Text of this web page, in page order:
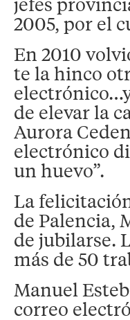
2005, por el
En 2010
te la hinco
de elevar la
Aurora
electrónico
un huevo”.
La
de Palencia,
de jubilarse.
más de 50
Manuel
correo